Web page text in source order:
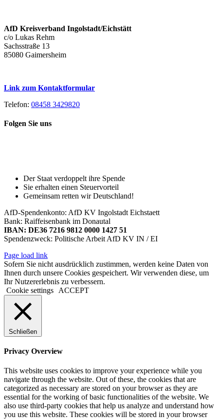
AfD Kreisverband Ingolstadt/Eichstätt
c/o Lukas Rehm
Sachsstraße 13
85080 Gaimersheim
Link zum Kontaktformular
Telefon: 08458 3429820
Folgen Sie uns
Der Staat verdoppelt ihre Spende
Sie erhalten einen Steuervorteil
Gemeinsam retten wir Deutschland!
AfD-Spendenkonto: AfD KV Ingolstadt Eichstaett
Bank: Raiffeisenbank im Donautal
IBAN: DE36 7216 9812 0000 1427 51
Spendenzweck: Politische Arbeit AfD KV IN / EI
Page load link
Sofern Sie nicht ausdrücklich zustimmen, werden keine Daten von
Ihnen durch unsere Cookies gespeichert. Wir verwenden diese, um
Ihr Nutzererlebnis zu verbessern.
Cookie settings
ACCEPT
Schließen
Privacy Overview
This website uses cookies to improve your experience while you
navigate through the website. Out of these, the cookies that are
categorized as necessary are stored on your browser as they are
essential for the working of basic functionalities of the website. We
also use third-party cookies that help us analyze and understand how
you use this website. These cookies will be stored in your browser